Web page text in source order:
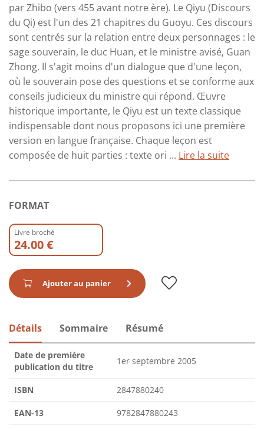
par Zhibo (vers 455 avant notre ère). Le Qiyu (Discours
du Qi) est l'un des 21 chapitres du Guoyu. Ces discours
sont centrés sur la relation entre deux personnages : le
sage souverain, le duc Huan, et le ministre avisé, Guan
Zhong. Il s'agit moins d'un dialogue que d'une leçon,
où le souverain pose des questions et se conforme aux
conseils judicieux du ministre qui répond. Œuvre
historique importante, le Qiyu est un texte classique
indispensable dont nous proposons ici une première
version en langue française. Chaque leçon est
composée de huit parties : texte ori ... Lire la suite
FORMAT
Livre broché
24.00 €
Ajouter au panier
Détails Sommaire Résumé
Date de première
publication du titre
1er septembre 2005
ISBN 2847880240
EAN-13 9782847880243